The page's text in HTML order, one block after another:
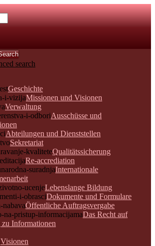
Geschichte
Missionen und Visionen
Verwaltung
Ausschüsse und
Abteilungen und Dienststellen
Sekretariat
Qualitätssicherung
Re-accrediation
Internationale
Lebenslange Bildung
Dokumente und Formulare
Öffentliche Auftragsvergabe
Das Recht auf
zu Informationen
Visionen
search